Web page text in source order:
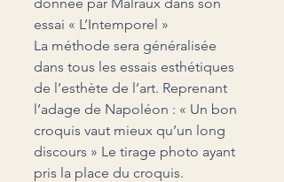
essai « L’Intemporel »
La méthode sera généralisée
dans tous les essais esthétiques
de l’esthète de l’art. Reprenant
l’adage de Napoléon : « Un bon
croquis vaut mieux qu’un long
discours » Le tirage photo ayant
pris la place du croquis.